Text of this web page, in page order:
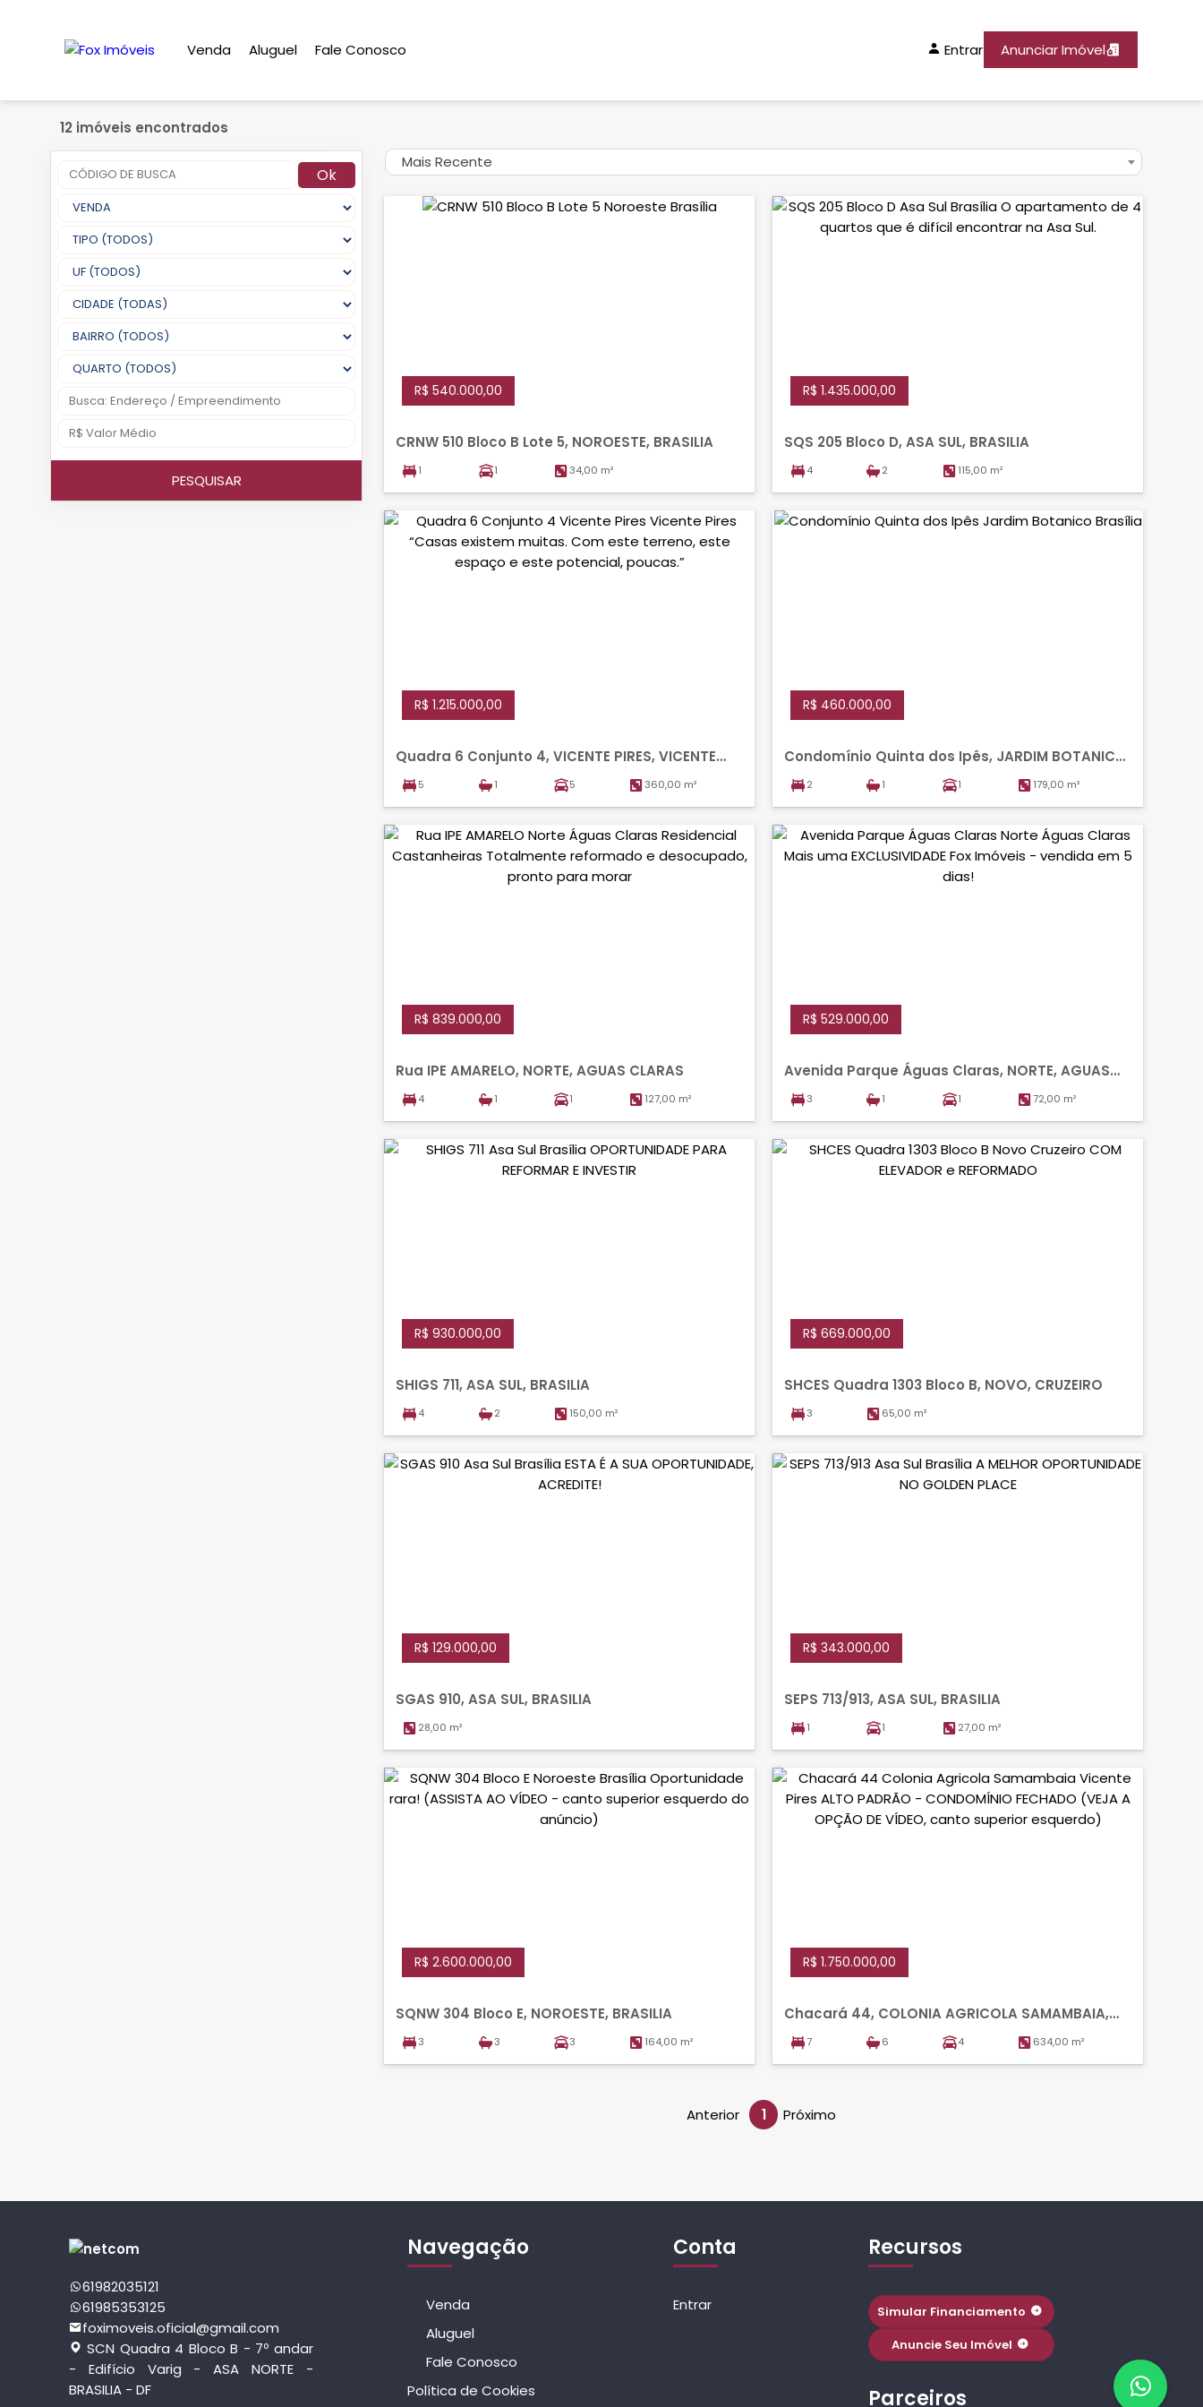
Venda Aluguel Fale Conosco Entrar Anunciar Imóvel
12 imóveis encontrados
Ok
PESQUISAR
Mais Recente
R$ 540.000,00
CRNW 510 Bloco B Lote 5, NOROESTE, BRASILIA
1 1 34,00 m²
R$ 1.435.000,00
SQS 205 Bloco D, ASA SUL, BRASILIA
4 2 115,00 m²
R$ 1.215.000,00
Quadra 6 Conjunto 4, VICENTE PIRES, VICENTE
PIRES
5 1 5 360,00 m²
R$ 460.000,00
Condomínio Quinta dos Ipês, JARDIM BOTANICO,
BRASILIA
2 1 1 179,00 m²
R$ 839.000,00
Rua IPE AMARELO, NORTE, AGUAS CLARAS
4 1 1 127,00 m²
R$ 529.000,00
Avenida Parque Águas Claras, NORTE, AGUAS
CLARAS
3 1 1 72,00 m²
R$ 930.000,00
SHIGS 711, ASA SUL, BRASILIA
4 2 150,00 m²
R$ 669.000,00
SHCES Quadra 1303 Bloco B, NOVO, CRUZEIRO
3 65,00 m²
R$ 129.000,00
SGAS 910, ASA SUL, BRASILIA
28,00 m²
R$ 343.000,00
SEPS 713/913, ASA SUL, BRASILIA
1 1 27,00 m²
R$ 2.600.000,00
SQNW 304 Bloco E, NOROESTE, BRASILIA
3 3 3 164,00 m²
R$ 1.750.000,00
Chacará 44, COLONIA AGRICOLA SAMAMBAIA,
VICENTE PIRES
7 6 4 634,00 m²
Anterior 1 Próximo
61982035121
61985353125
foximoveis.oficial@gmail.com
SCN Quadra 4 Bloco B - 7º andar
- Edifício Varig - ASA NORTE -
BRASILIA - DF
Navegação
Venda
Aluguel
Fale Conosco
Política de Cookies
Conta
Entrar
Recursos
Simular Financiamento
Anuncie Seu Imóvel
Parceiros